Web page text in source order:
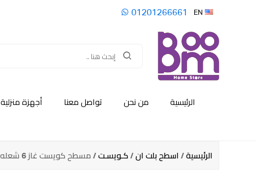
EN
01201266661
الرئيسية من نحن تواصل معنا أجهزة منزلية
الرئيسية / اسطح بلت ان / كـويسـت / مسطح كويست غاز 6 شعله 90 سم اسود – تركي / QHO 903 G